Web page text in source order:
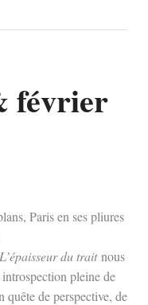
février
Paris en ses pliures
L’épaisseur du traitnous
pleine de
quête de perspective, de